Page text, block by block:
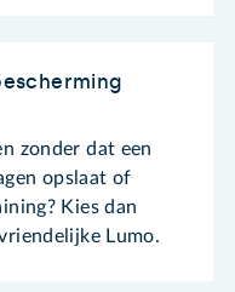
zonder dat een
opslaat of
Kies dan
Lumo.